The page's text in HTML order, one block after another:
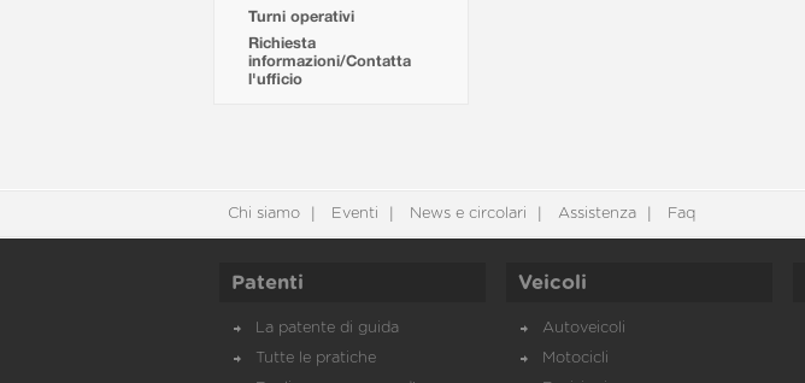
Turni operativi
Richiesta
informazioni/Contatta
l'ufficio
Chi siamo Eventi News e circolari Assistenza Faq
Patenti
La patente di guida
Tutte le pratiche
Veicoli
Autoveicoli
Motocicli